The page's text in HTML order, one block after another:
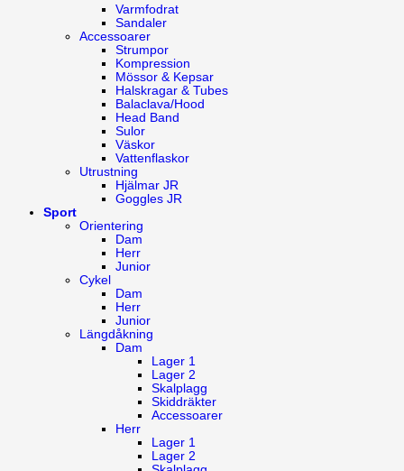
Varmfodrat
Sandaler
Accessoarer
Strumpor
Kompression
Mössor & Kepsar
Halskragar & Tubes
Balaclava/Hood
Head Band
Sulor
Väskor
Vattenflaskor
Utrustning
Hjälmar JR
Goggles JR
Sport
Orientering
Dam
Herr
Junior
Cykel
Dam
Herr
Junior
Längdåkning
Dam
Lager 1
Lager 2
Skalplagg
Skiddräkter
Accessoarer
Herr
Lager 1
Lager 2